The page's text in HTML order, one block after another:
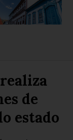
de
estado